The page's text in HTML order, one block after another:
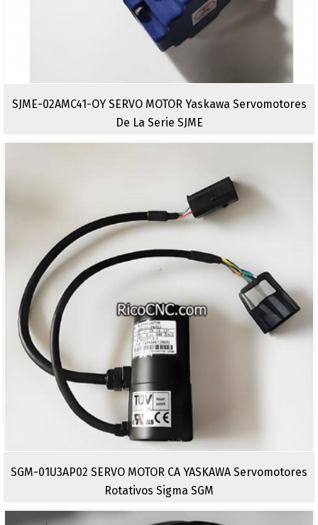
SJME-02AMC41-OY SERVO MOTOR Yaskawa Servomotores
De La Serie SJME
SGM-01U3AP02 SERVO MOTOR CA YASKAWA Servomotores
Rotativos Sigma SGM